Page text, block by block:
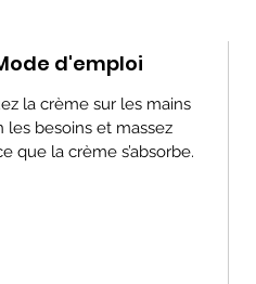
d'emploi
la crème sur les mains
les besoins et massez
que la crème s’absorbe.